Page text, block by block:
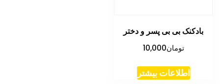
بادکنک بی بی پسر و دختر
تومان10,000
اطلاعات بیشتر